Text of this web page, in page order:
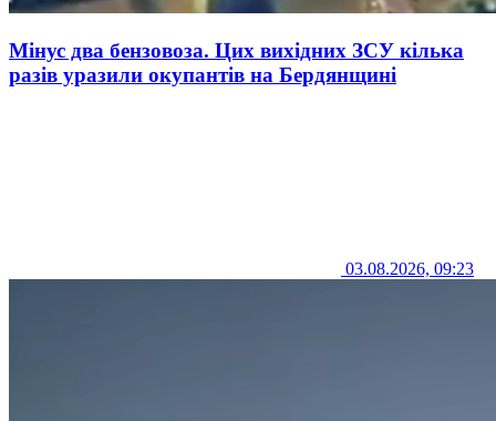
Мінус два бензовоза. Цих вихідних ЗСУ кілька
разів уразили окупантів на Бердянщині
03.08.2026, 09:23